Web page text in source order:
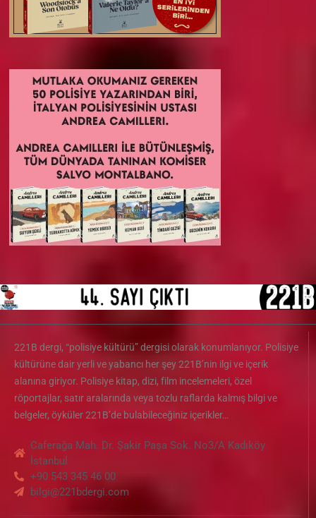
221B dergi, “polisiye kültürü” dergisi olarak konumlanıyor. Polisiye
kültürüne dair yerli ve yabancı her şey 221B’nin ilgi ve içerik
alanına giriyor. Polisiye kitap, dizi, film incelemeleri, özel
röportajlar, satır aralarında veya tozlu raflarda kalmış bilgi ve
belgeler, öyküler 221B’de bulabileceğiniz içerikler…
Caferağa Mah. Dr. Şakir Paşa Sok. No3/A Kadıköy
İstanbul
+90 543 345 46 00
bilgi@221bdergi.com